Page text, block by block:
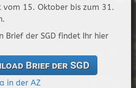
vom 15. Oktober bis zum 31.
Brief der SGD findet Ihr hier
Brief der SGD
in der AZ